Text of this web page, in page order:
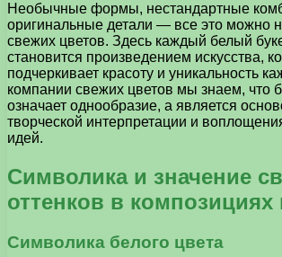
Необычные формы, нестандартные
оригинальные детали — все это можно
свежих цветов. Здесь каждый белый
становится произведением искусства,
подчеркивает красоту и уникальность
компании свежих цветов мы знаем, что
означает однообразие, а является
творческой интерпретации и
идей.
Символика и значение
оттенков в композициях
Символика белого цвета